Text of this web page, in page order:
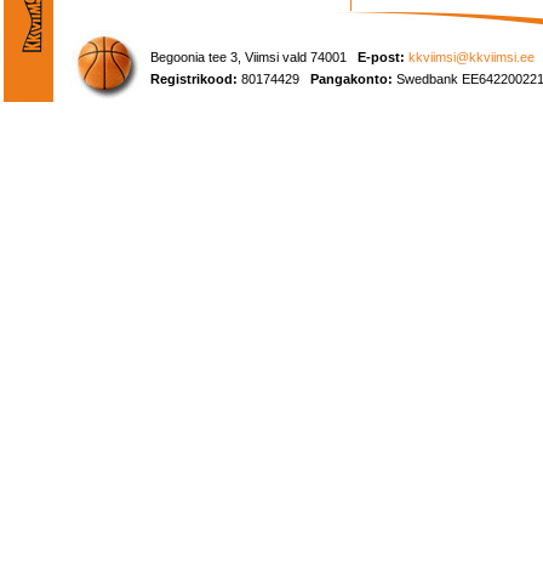
Begoonia tee 3, Viimsi vald 74001 E-post: kkviimsi@kkviimsi.ee
Registrikood: 80174429 Pangakonto: Swedbank